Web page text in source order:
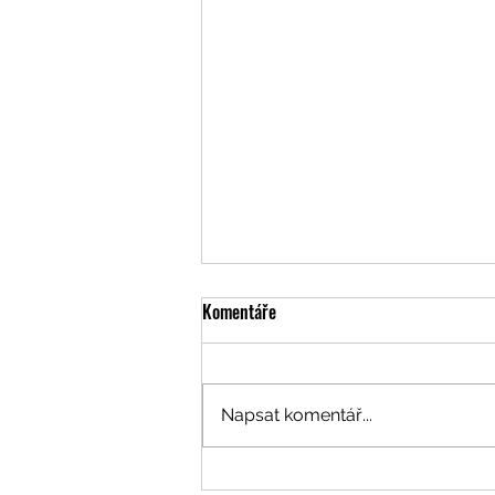
Články z osobní kroniky: Příjezd
Komentáře
Napsat komentář...